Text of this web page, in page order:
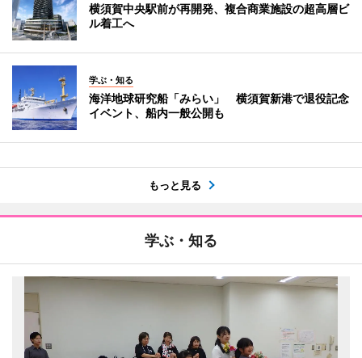
横須賀中央駅前が再開発、複合商業施設の超高層ビ
ル着工へ
学ぶ・知る
海洋地球研究船「みらい」 横須賀新港で退役記念
イベント、船内一般公開も
もっと見る
学ぶ・知る